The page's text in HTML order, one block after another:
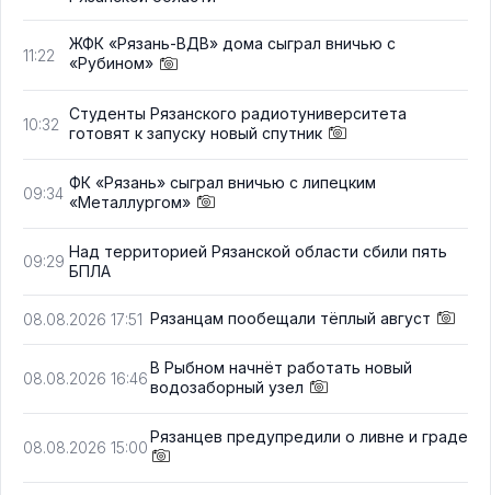
11:22
ЖФК «Рязань-ВДВ» дома сыграл вничью с
«Рубином»
10:32
Студенты Рязанского радиотуниверситета
готовят к запуску новый спутник
09:34
ФК «Рязань» сыграл вничью с липецким
«Металлургом»
09:29
Над территорией Рязанской области сбили пять
БПЛА
08.08.2026 17:51 Рязанцам пообещали тёплый август
08.08.2026 16:46
В Рыбном начнёт работать новый
водозаборный узел
08.08.2026 15:00
Рязанцев предупредили о ливне и граде